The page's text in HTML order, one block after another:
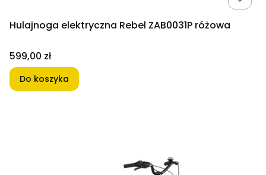
Hulajnoga elektryczna Rebel ZAB0031P różowa
Cena
599,00 zł
Do koszyka